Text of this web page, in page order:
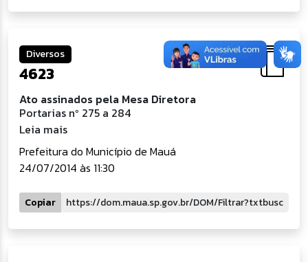
Diversos
4623
Ato assinados pela Mesa Diretora
Portarias nº 275 a 284
Leia mais
Prefeitura do Município de Mauá
24/07/2014 às 11:30
Copiar